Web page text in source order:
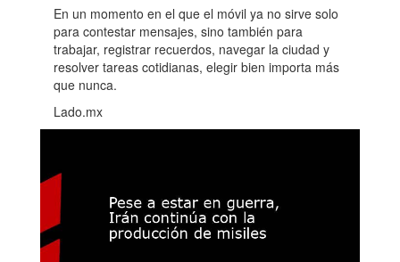
En un momento en el que el móvil ya no sirve solo
para contestar mensajes, sino también para
trabajar, registrar recuerdos, navegar la ciudad y
resolver tareas cotidianas, elegir bien importa más
que nunca.
Lado.mx